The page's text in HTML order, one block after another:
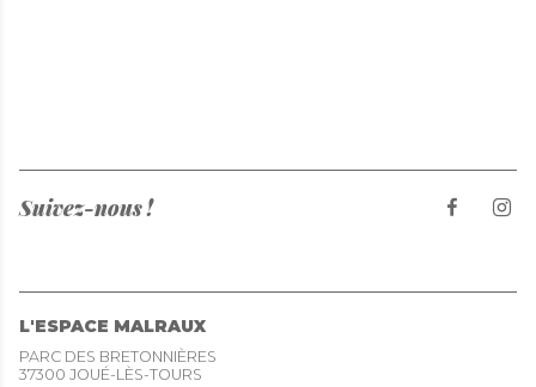
Suivez-nous !
L'ESPACE MALRAUX
PARC DES BRETONNIÈRES
37300 JOUÉ-LÈS-TOURS